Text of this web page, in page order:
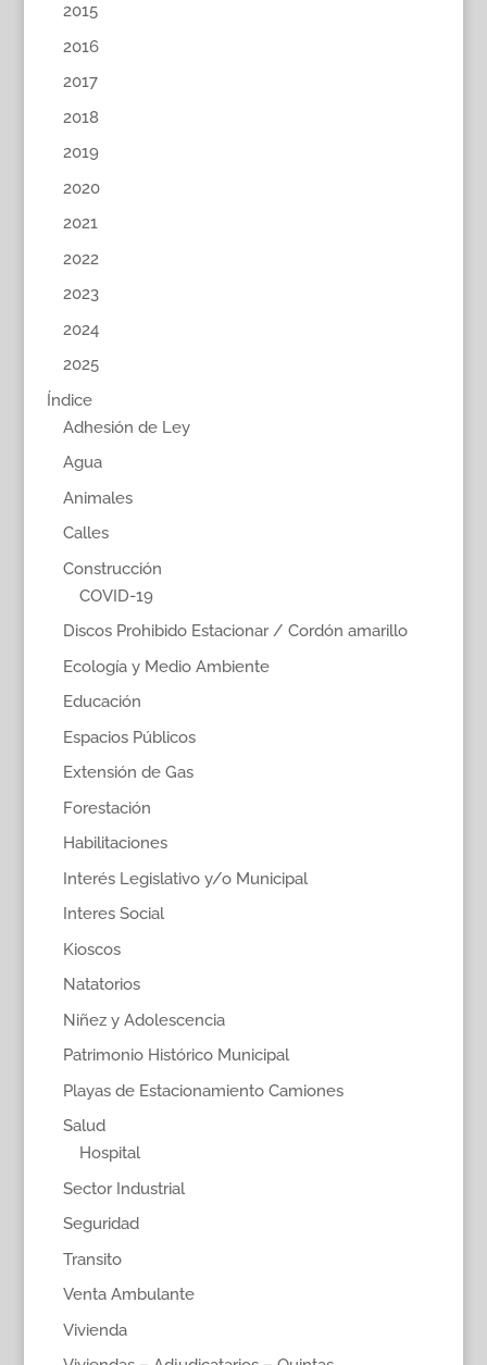
2015
2016
2017
2018
2019
2020
2021
2022
2023
2024
2025
Índice
Adhesión de Ley
Agua
Animales
Calles
Construcción
COVID-19
Discos Prohibido Estacionar / Cordón amarillo
Ecología y Medio Ambiente
Educación
Espacios Públicos
Extensión de Gas
Forestación
Habilitaciones
Interés Legislativo y/o Municipal
Interes Social
Kioscos
Natatorios
Niñez y Adolescencia
Patrimonio Histórico Municipal
Playas de Estacionamiento Camiones
Salud
Hospital
Sector Industrial
Seguridad
Transito
Venta Ambulante
Vivienda